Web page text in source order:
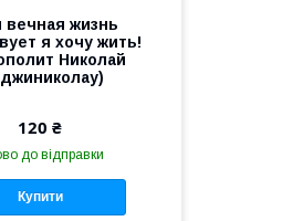
вечная жизнь
я хочу жить!
Николай
120 ₴
до відправки
Купити